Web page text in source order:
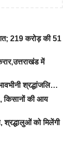
219 करोड़ की 51
में
श्रद्धांजलि…
किसानों की आय
श्रद्धालुओं को मिलेंगी